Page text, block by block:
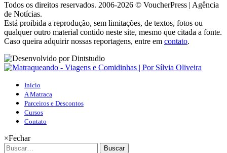
Todos os direitos reservados. 2006-2026 © VoucherPress | Agência
de Notícias.
Está proibida a reprodução, sem limitações, de textos, fotos ou
qualquer outro material contido neste site, mesmo que citada a fonte.
Caso queira adquirir nossas reportagens, entre em contato.
Início
A Matraca
Parceiros e Descontos
Cursos
Contato
×Fechar
Buscar